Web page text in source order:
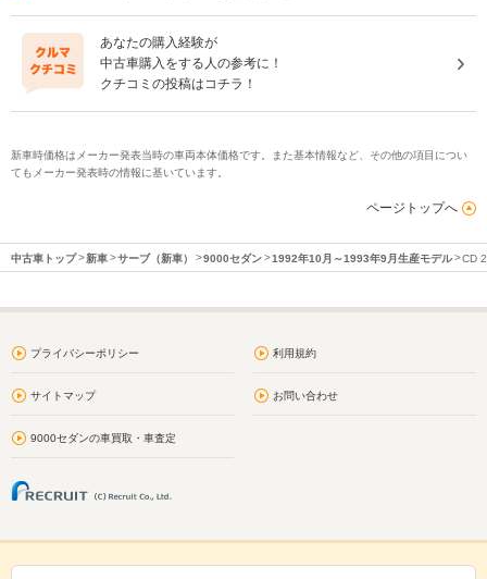
あなたの購入経験が
中古車購入をする人の参考に！
クチコミの投稿はコチラ！
新車時価格はメーカー発表当時の車両本体価格です。また基本情報など、その他の項目につい
てもメーカー発表時の情報に基いています。
ページトップへ
中古車トップ 新車 サーブ（新車） 9000セダン 1992年10月～1993年9月生産モデル CD
プライバシーポリシー 利用規約
サイトマップ お問い合わせ
9000セダンの車買取・車査定